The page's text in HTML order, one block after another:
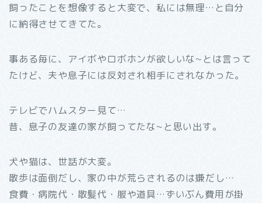
飼ったことを想像すると大変で、私には無理…と自分
に納得させてきてた。
事ある毎に、アイボやロボホンが欲しいな~とは言って
たけど、夫や息子には反対され相手にされなかった。
テレビでハムスター見て…
昔、息子の友達の家が飼ってたな~と思い出す。
犬や猫は、世話が大変。
散歩は面倒だし、家の中が荒らされるのは嫌だし…
食費・病院代・散髪代・服や道具…ずいぶん費用が掛